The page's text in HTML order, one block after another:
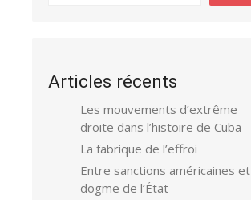
Articles récents
Les mouvements d’extrême
droite dans l’histoire de Cuba
La fabrique de l’effroi
Entre sanctions américaines et
dogme de l’État